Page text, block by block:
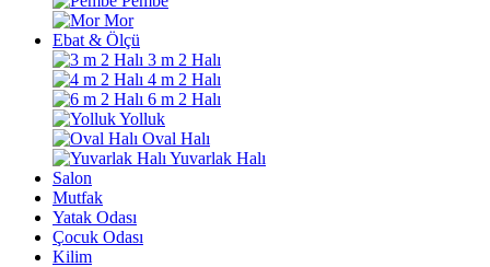
Mor
Ebat & Ölçü
3 m 2 Halı
4 m 2 Halı
6 m 2 Halı
Yolluk
Oval Halı
Yuvarlak Halı
Salon
Mutfak
Yatak Odası
Çocuk Odası
Kilim